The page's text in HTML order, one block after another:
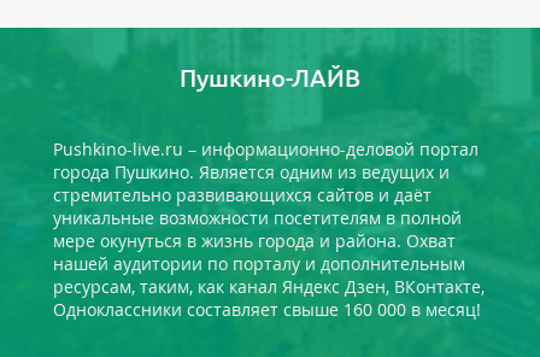
Пушкино-ЛАЙВ
Pushkino-live.ru – информационно-деловой портал
города Пушкино. Является одним из ведущих и
стремительно развивающихся сайтов и даёт
уникальные возможности посетителям в полной
мере окунуться в жизнь города и района. Охват
нашей аудитории по порталу и дополнительным
ресурсам, таким, как канал Яндекс Дзен, ВКонтакте,
Одноклассники составляет свыше 160 000 в месяц!